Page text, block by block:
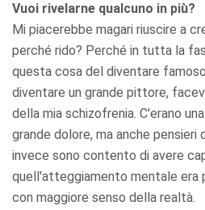
Vuoi rivelarne qualcuno in più?
Mi piacerebbe magari riuscire a
perché rido? Perché in tutta la
questa cosa del diventare
diventare un grande pittore,
della mia schizofrenia. C'erano
grande dolore, ma anche pensieri
invece sono contento di avere
quell'atteggiamento mentale era
con maggiore senso della realtà.